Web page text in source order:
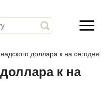
доллара к на сегодня
к на